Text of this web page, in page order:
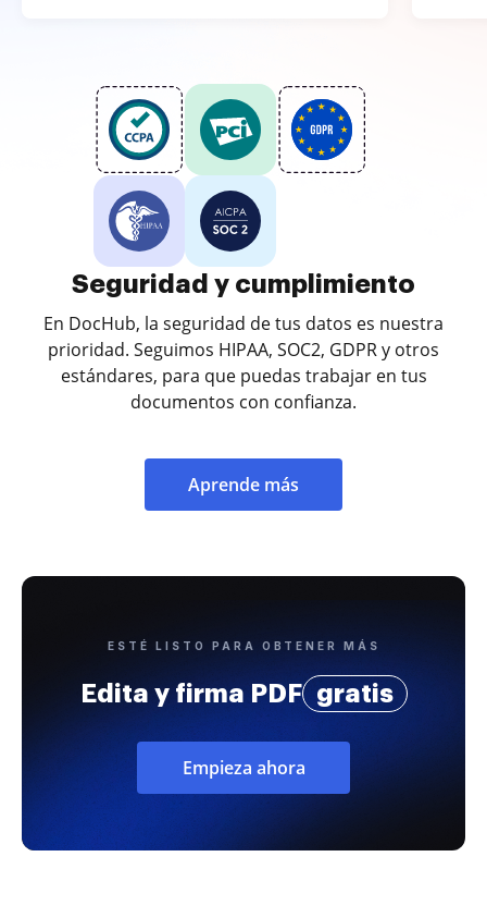
Seguridad y cumplimiento
En DocHub, la seguridad de tus datos es nuestra
prioridad. Seguimos HIPAA, SOC2, GDPR y otros
estándares, para que puedas trabajar en tus
documentos con confianza.
Aprende más
ESTÉ LISTO PARA OBTENER MÁS
Edita y firma PDF gratis
Empieza ahora